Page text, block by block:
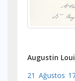
Augustin
21 Ağustos